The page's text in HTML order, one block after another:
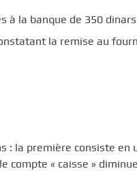
à la banque de 350
la remise au
: la première consiste en
compte « caisse »